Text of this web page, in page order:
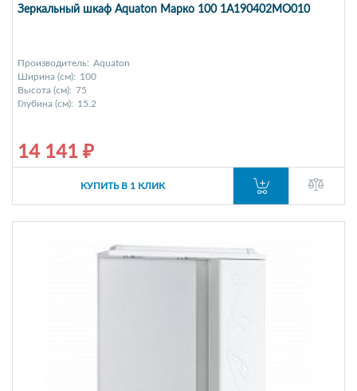
Зеркальный шкаф Aquaton Марко 100 1A190402MO010
Производитель: Aquaton
Ширина (см): 100
Высота (см): 75
Глубина (см): 15.2
14 141 ₽
КУПИТЬ В 1 КЛИК